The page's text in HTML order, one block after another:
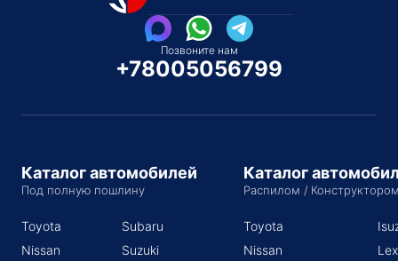
Позвоните нам
+78005056799
Каталог автомобилей
Под полную пошлину
Toyota
Nissan
Subaru
Suzuki
Каталог
Распилом /
Toyota
Nissan